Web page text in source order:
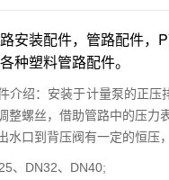
安装配件，管路配件
种塑料管路配件。
介绍：安装于计量泵的正
整螺丝，借助管路中的压
水口到背压阀有一定的恒压
、DN32、DN40;